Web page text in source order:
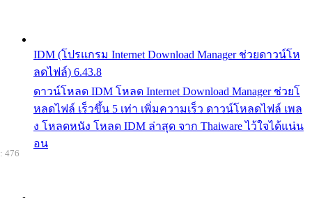
IDM (โปรแกรม Internet Download Manager ช่วยดาวน์โห
ลดไฟล์) 6.43.8
ดาวน์โหลด IDM โหลด Internet Download Manager ช่วยโ
หลดไฟล์ เร็วขึ้น 5 เท่า เพิ่มความเร็ว ดาวน์โหลดไฟล์ เพล
ง โหลดหนัง โหลด IDM ล่าสุด จาก Thaiware ไว้ใจได้แน่น
อน
476